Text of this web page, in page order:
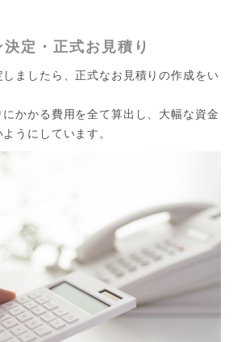
決定・正式お見積り
ましたら、正式なお見積りの作成をい
かかる費用を全て算出し、大幅な資金
うにしています。